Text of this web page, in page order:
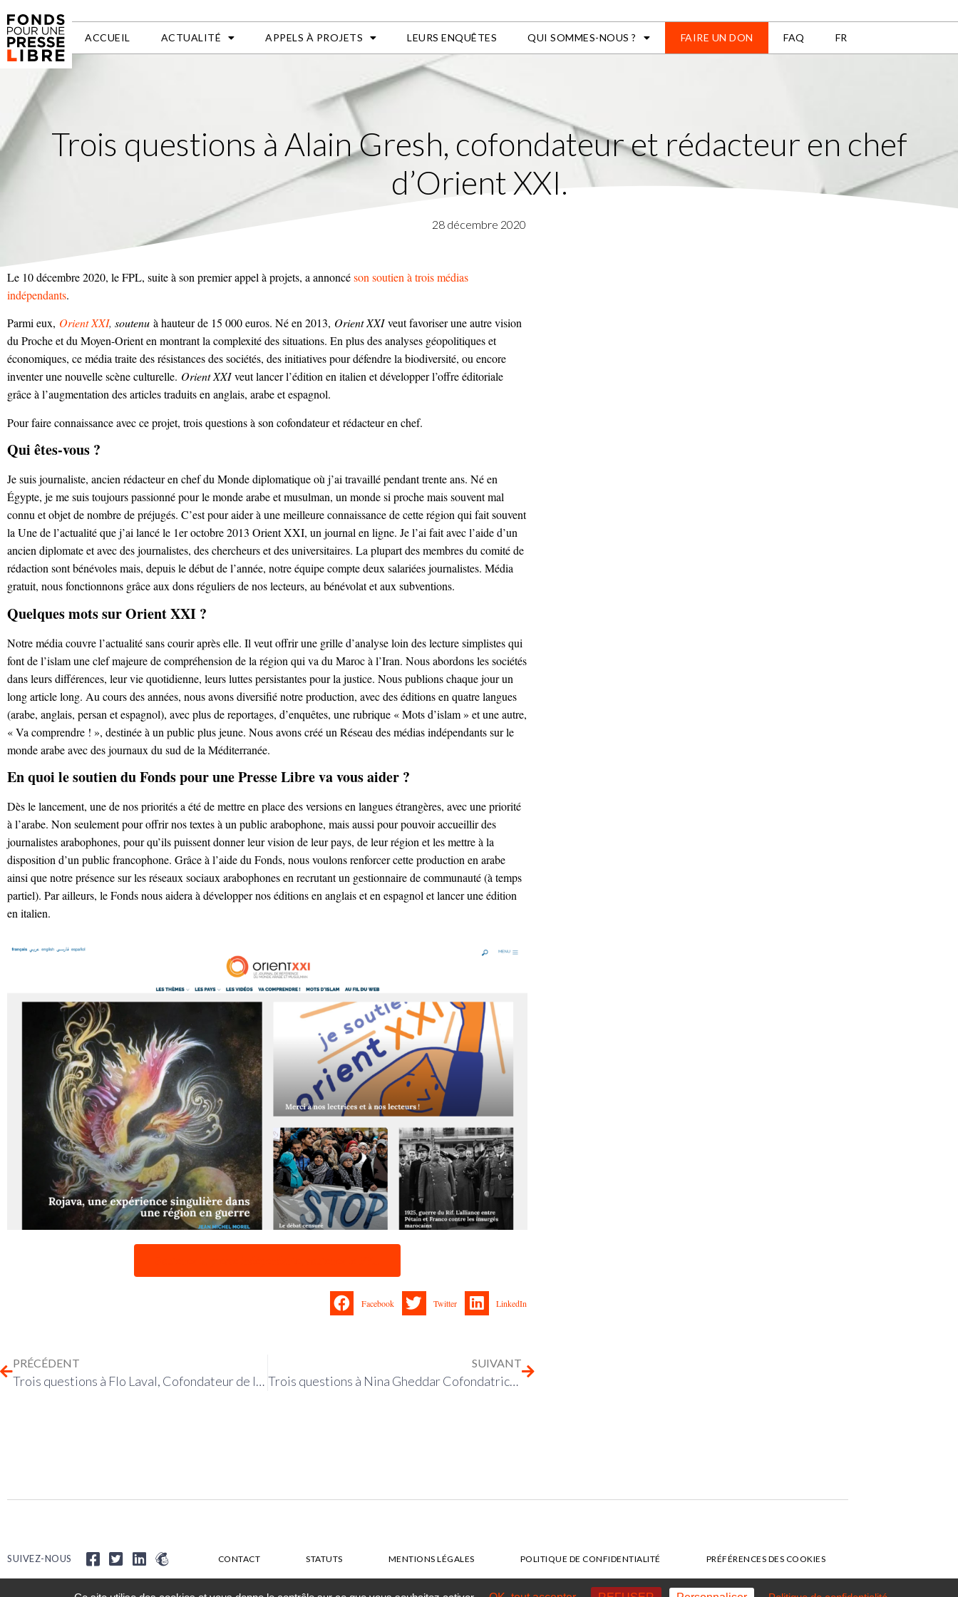
ACCUEIL ACTUALITÉ APPELS À PROJETS LEURS ENQUÊTES QUI SOMMES-NOUS ? FAIRE UN DON FAQ FR
Trois questions à Alain Gresh, cofondateur et rédacteur en chef
d’Orient XXI.
28 décembre 2020
Le 10 décembre 2020, le FPL, suite à son premier appel à projets, a annoncéson soutien à trois médias
indépendants.
Parmi eux, Orient XXI, soutenu à hauteur de 15 000 euros. Né en 2013, Orient XXIveut favoriser une autre vision
du Proche et du Moyen-Orient en montrant la complexité des situations. En plus des analyses géopolitiques et
économiques, ce média traite des résistances des sociétés, des initiatives pour défendre la biodiversité, ou encore
inventer une nouvelle scène culturelle. Orient XXIveut lancer l’édition en italien et développer l’offre éditoriale
grâce à l’augmentation des articles traduits en anglais, arabe et espagnol.
Pour faire connaissance avec ce projet, trois questions à son cofondateur et rédacteur en chef.
Qui êtes-vous ?
Je suis journaliste, ancien rédacteur en chef du Monde diplomatique où j’ai travaillé pendant trente ans. Né en
Égypte, je me suis toujours passionné pour le monde arabe et musulman, un monde si proche mais souvent mal
connu et objet de nombre de préjugés. C’est pour aider à une meilleure connaissance de cette région qui fait souvent
la Une de l’actualité que j’ai lancé le 1er octobre 2013 Orient XXI, un journal en ligne. Je l’ai fait avec l’aide d’un
ancien diplomate et avec des journalistes, des chercheurs et des universitaires. La plupart des membres du comité de
rédaction sont bénévoles mais, depuis le début de l’année, notre équipe compte deux salariées journalistes. Média
gratuit, nous fonctionnons grâce aux dons réguliers de nos lecteurs, au bénévolat et aux subventions.
Quelques mots sur Orient XXI ?
Notre média couvre l’actualité sans courir après elle. Il veut offrir une grille d’analyse loin des lecture simplistes qui
font de l’islam une clef majeure de compréhension de la région qui va du Maroc à l’Iran. Nous abordons les sociétés
dans leurs différences, leur vie quotidienne, leurs luttes persistantes pour la justice. Nous publions chaque jour un
long article long. Au cours des années, nous avons diversifié notre production, avec des éditions en quatre langues
(arabe, anglais, persan et espagnol), avec plus de reportages, d’enquêtes, une rubrique « Mots d’islam » et une autre,
« Va comprendre ! », destinée à un public plus jeune. Nous avons créé un Réseau des médias indépendants sur le
monde arabe avec des journaux du sud de la Méditerranée.
En quoi le soutien du Fonds pour une Presse Libre va vous aider ?
Dès le lancement, une de nos priorités a été de mettre en place des versions en langues étrangères, avec une priorité
à l’arabe. Non seulement pour offrir nos textes à un public arabophone, mais aussi pour pouvoir accueillir des
journalistes arabophones, pour qu’ils puissent donner leur vision de leur pays, de leur région et les mettre à la
disposition d’un public francophone. Grâce à l’aide du Fonds, nous voulons renforcer cette production en arabe
ainsi que notre présence sur les réseaux sociaux arabophones en recrutant un gestionnaire de communauté (à temps
partiel). Par ailleurs, le Fonds nous aidera à développer nos éditions en anglais et en espagnol et lancer une édition
en italien.
Facebook Twitter LinkedIn
PRÉCÉDENT
Trois questions à Flo Laval, Cofondateur de la Revue Far Ouest.
SUIVANT
Trois questions à Nina Gheddar Cofondatrice et Rédactrice en chef de Guiti News.
SUIVEZ-NOUS CONTACT STATUTS MENTIONS LÉGALES POLITIQUE DE CONFIDENTIALITÉ PRÉFÉRENCES DES COOKIES